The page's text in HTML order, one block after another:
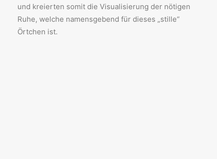
und kreierten somit die Visualisierung der nötigen
Ruhe, welche namensgebend für dieses „stille“
Örtchen ist.